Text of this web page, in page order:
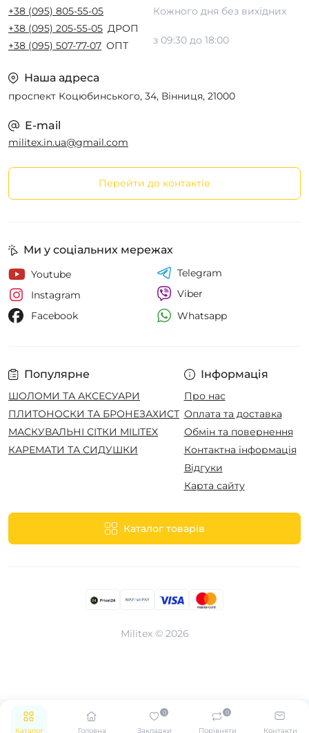
Каталог Головна Закладки
0
Порівняти
0
Контакти
+38 (095) 805-55-05
+38 (095) 205-55-05 ДРОП
+38 (095) 507-77-07 ОПТ
Кожного дня без вихідних
з 09:30 до 18:00
Наша адреса
проспект Коцюбинського, 34, Вінниця, 21000
E-mail
militex.in.ua@gmail.com
Перейти до контактів
Популярне
ШОЛОМИ ТА АКСЕСУАРИ
ПЛИТОНОСКИ ТА БРОНЕЗАХИСТ
МАСКУВАЛЬНІ СІТКИ MILITEX
КАРЕМАТИ ТА СИДУШКИ
Інформація
Про нас
Оплата та доставка
Обмін та повернення
Контактна інформація
Відгуки
Карта сайту
Каталог товарів
Ми у соціальних мережах
Youtube
Instagram
Facebook
Telegram
Viber
Whatsapp
Militex © 2026